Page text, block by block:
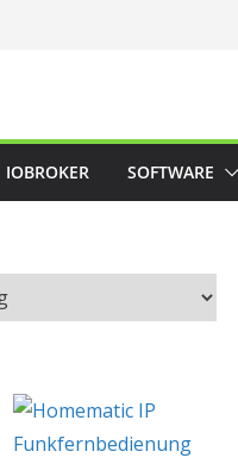
IOBROKER SOFTWARE